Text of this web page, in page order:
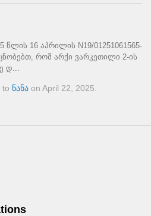
16 აპრილის N19/01251061565-
რომ არქი ვარკეთილი 2-ის
დ...
to ნანა on April 22, 2025